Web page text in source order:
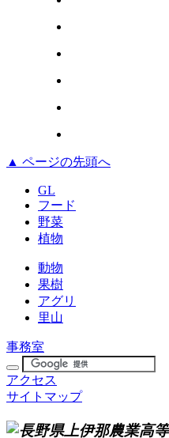
▲ ページの先頭へ
GL
フード
野菜
植物
動物
果樹
アグリ
里山
事務室
アクセス
サイトマップ